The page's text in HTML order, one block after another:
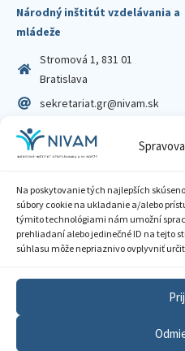
Na poskytovanie tých najlepších
súbory cookie na ukladanie a/alebo
týmito technológiami nám umožní
prehliadaní alebo jedinečné ID na tejto
súhlasu môže nepriaznivo ovplyvniť
Národný inštitút vzdelávania a
mládeže
Stromová 1, 831 01
Bratislava
sekretariat.gr@nivam.sk
IČO: 00164348
DIČ: 2020798714
Zásady